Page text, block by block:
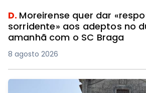
D. Moreirense quer dar
sorridente» aos adeptos no
amanhã com o SC Braga
8 agosto 2026